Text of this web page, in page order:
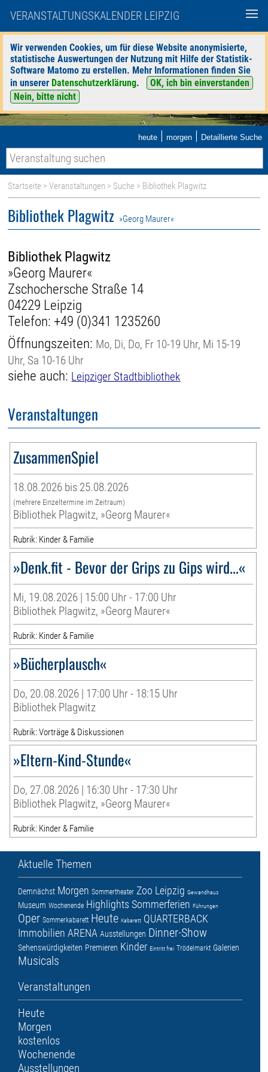
VERANSTALTUNGSKALENDER LEIPZIG
Wir verwenden Cookies, um für diese Website anonymisierte,
statistische Auswertungen der Nutzung mit Hilfe der Statistik-
Software Matomo zu erstellen. Mehr Informationen finden Sie
in unserer Datenschutzerklärung.
OK, ich bin einverstanden
Nein, bitte nicht
heute | morgen | Detaillierte Suche
Startseite >Veranstaltungen > Suche > Bibliothek Plagwitz
Bibliothek Plagwitz »Georg Maurer«
Bibliothek Plagwitz
»Georg Maurer«
Zschochersche Straße 14
04229 Leipzig
Telefon: +49 (0)341 1235260
Öffnungszeiten: Mo, Di, Do, Fr 10-19 Uhr, Mi 15-19
Uhr, Sa 10-16 Uhr
siehe auch: Leipziger Stadtbibliothek
Veranstaltungen
ZusammenSpiel
18.08.2026 bis 25.08.2026
(mehrere Einzeltermine im Zeitraum)
Bibliothek Plagwitz, »Georg Maurer«
Rubrik: Kinder & Familie
»Denk.fit - Bevor der Grips zu Gips wird...«
Mi, 19.08.2026 | 15:00 Uhr - 17:00 Uhr
Bibliothek Plagwitz, »Georg Maurer«
Rubrik: Kinder & Familie
»Bücherplausch«
Do, 20.08.2026 | 17:00 Uhr - 18:15 Uhr
Bibliothek Plagwitz
Rubrik: Vorträge & Diskussionen
»Eltern-Kind-Stunde«
Do, 27.08.2026 | 16:30 Uhr - 17:30 Uhr
Bibliothek Plagwitz, »Georg Maurer«
Rubrik: Kinder & Familie
Aktuelle Themen
Demnächst Morgen Sommertheater Zoo Leipzig Gewandhaus
Museum Wochenende Highlights Sommerferien Führungen
Oper Sommerkabarett Heute Kabarett QUARTERBACK
Immobilien ARENA Ausstellungen Dinner-Show
Sehenswürdigkeiten Premieren Kinder Eintritt frei Trödelmarkt Galerien
Musicals
Veranstaltungen
Heute
Morgen
kostenlos
Wochenende
Ausstellungen